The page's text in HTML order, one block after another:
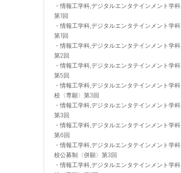
・情報工学科,デジタルエンタテインメント学
第1回
・情報工学科,デジタルエンタテインメント学
第1回
・情報工学科,デジタルエンタテインメント学
第2回
・情報工学科,デジタルエンタテインメント学
第5回
・情報工学科,デジタルエンタテインメント学
校〈専願〉第3回
・情報工学科,デジタルエンタテインメント学
第3回
・情報工学科,デジタルエンタテインメント学
第6回
・情報工学科,デジタルエンタテインメント学
校公募制〈併願〉第3回
・情報工学科,デジタルエンタテインメント学